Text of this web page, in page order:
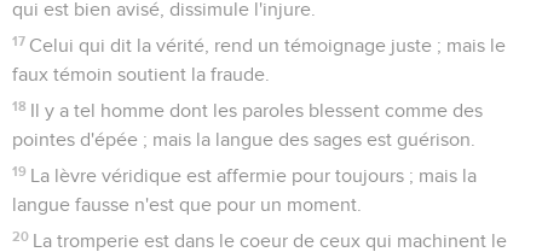
qui est bien avisé, dissimule l'injure.
17 Celui qui dit la vérité, rend un témoignage juste ; mais le
faux témoin soutient la fraude.
18 Il y a tel homme dont les paroles blessent comme des
pointes d'épée ; mais la langue des sages est guérison.
19 La lèvre véridique est affermie pour toujours ; mais la
langue fausse n'est que pour un moment.
20 La tromperie est dans le coeur de ceux qui machinent le